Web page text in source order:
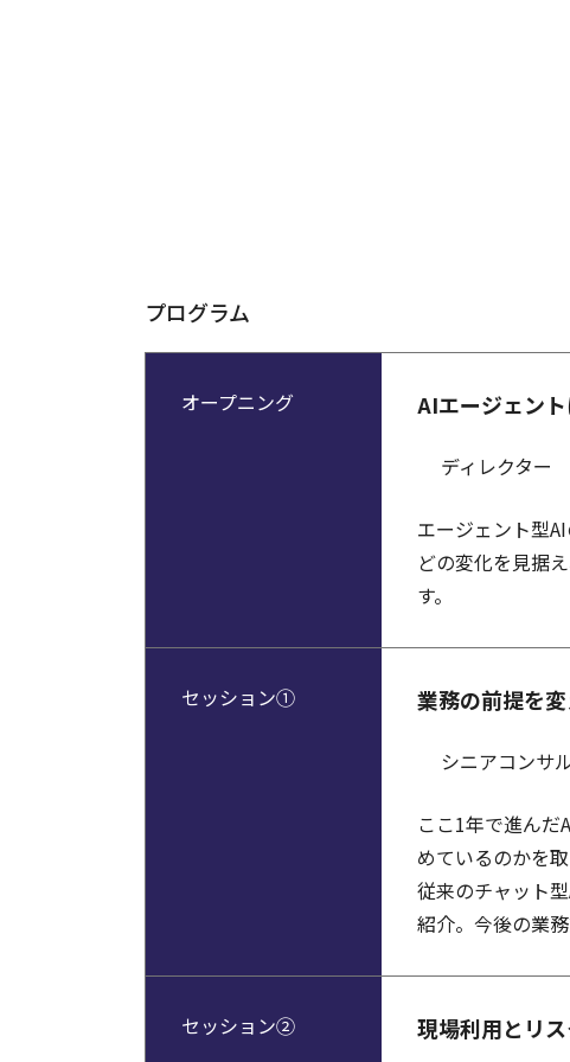
プログラム
オープニング AIエージェン
ディレクター
エージェント型
どの変化を見据
す。
セッション① 業務の前提を
シニアコンサ
ここ1年で進ん
めているのかを取
従来のチャット
紹介。今後の業
セッション② 現場利用とリ